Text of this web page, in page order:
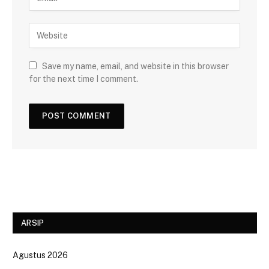
Save my name, email, and website in this browser
for the next time I comment.
ARSIP
Agustus 2026